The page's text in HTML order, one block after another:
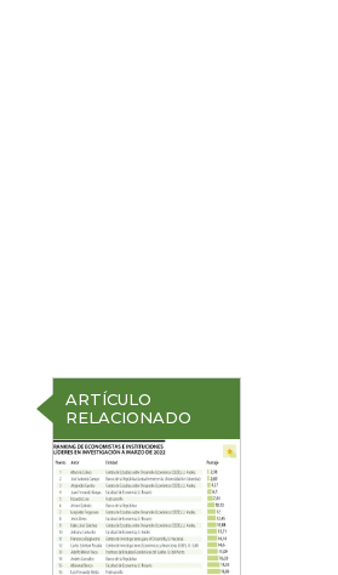
ARTÍCULO
RELACIONADO